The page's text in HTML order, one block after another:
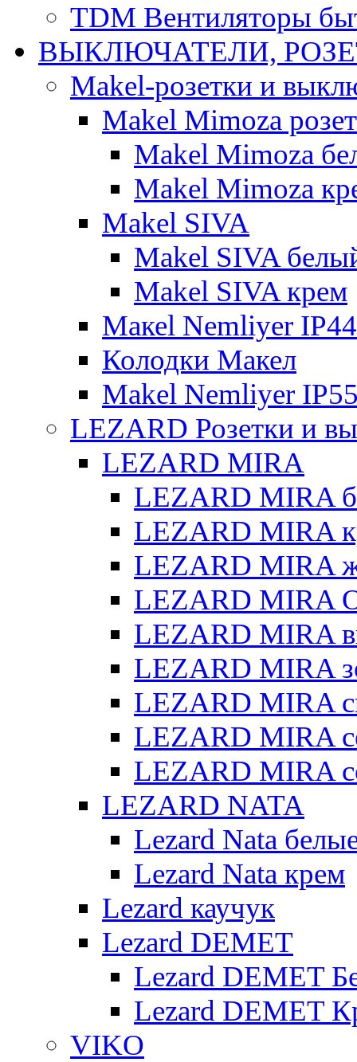
TDM Вентиляторы
ВЫКЛЮЧАТЕЛИ,
Makel-розетки и
Makel Mimoza
Makel Mimoza
Makel Mimoza
Makel SIVA
Makel SIVA
Makel SIVA крем
Макеl Nemliyer IP44
Колодки Макел
Makel Nemliyer
LEZARD Розетки и
LEZARD MIRA
LEZARD MIRA
LEZARD MIRA
LEZARD MIRA
LEZARD MIRA
LEZARD MIRA
LEZARD MIRA
LEZARD MIRA
LEZARD MIRA
LEZARD MIRA
LEZARD NATA
Lezard Nata
Lezard Nata крем
Lezard каучук
Lezard DEMET
Lezard DEMET
Lezard DEMET
VIKO